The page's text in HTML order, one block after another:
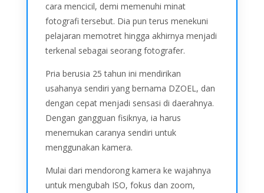
cara mencicil, demi memenuhi minat
fotografi tersebut. Dia pun terus menekuni
pelajaran memotret hingga akhirnya menjadi
terkenal sebagai seorang fotografer.
Pria berusia 25 tahun ini mendirikan
usahanya sendiri yang bernama DZOEL, dan
dengan cepat menjadi sensasi di daerahnya.
Dengan gangguan fisiknya, ia harus
menemukan caranya sendiri untuk
menggunakan kamera.
Mulai dari mendorong kamera ke wajahnya
untuk mengubah ISO, fokus dan zoom,